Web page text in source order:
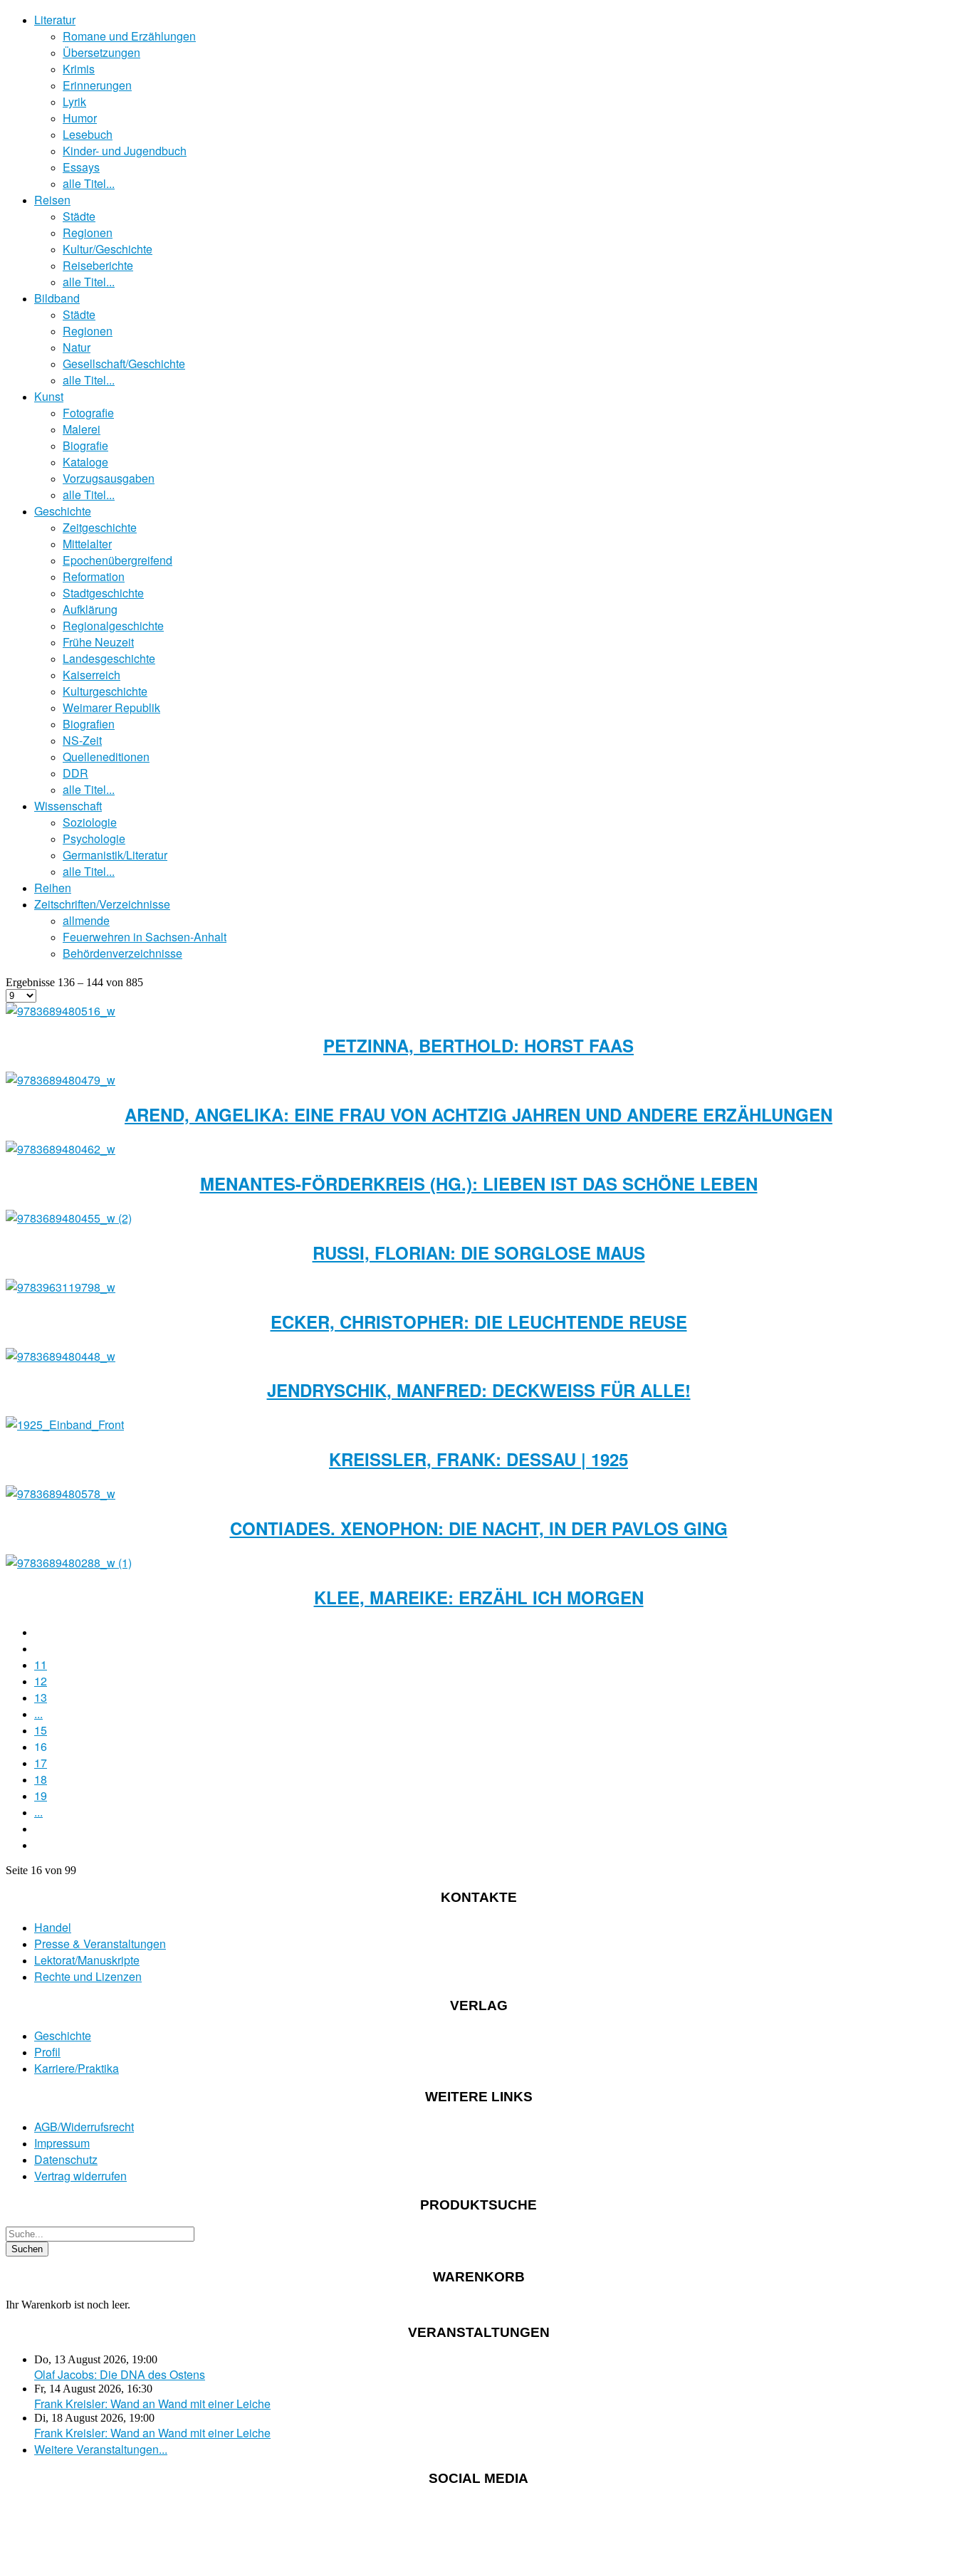
Literatur
Romane und Erzählungen
Übersetzungen
Krimis
Erinnerungen
Lyrik
Humor
Lesebuch
Kinder- und Jugendbuch
Essays
alle Titel...
Reisen
Städte
Regionen
Kultur/Geschichte
Reiseberichte
alle Titel...
Bildband
Städte
Regionen
Natur
Gesellschaft/Geschichte
alle Titel...
Kunst
Fotografie
Malerei
Biografie
Kataloge
Vorzugsausgaben
alle Titel...
Geschichte
Zeitgeschichte
Mittelalter
Epochenübergreifend
Reformation
Stadtgeschichte
Aufklärung
Regionalgeschichte
Frühe Neuzeit
Landesgeschichte
Kaiserreich
Kulturgeschichte
Weimarer Republik
Biografien
NS-Zeit
Quelleneditionen
DDR
alle Titel...
Wissenschaft
Soziologie
Psychologie
Germanistik/Literatur
alle Titel...
Reihen
Zeitschriften/Verzeichnisse
allmende
Feuerwehren in Sachsen-Anhalt
Behördenverzeichnisse
Ergebnisse 136 – 144 von 885
PETZINNA, BERTHOLD: HORST FAAS
AREND, ANGELIKA: EINE FRAU VON ACHTZIG JAHREN UND ANDERE ERZÄHLUNGEN
MENANTES-FÖRDERKREIS (HG.): LIEBEN IST DAS SCHÖNE LEBEN
RUSSI, FLORIAN: DIE SORGLOSE MAUS
ECKER, CHRISTOPHER: DIE LEUCHTENDE REUSE
JENDRYSCHIK, MANFRED: DECKWEISS FÜR ALLE!
KREISSLER, FRANK: DESSAU | 1925
CONTIADES. XENOPHON: DIE NACHT, IN DER PAVLOS GING
KLEE, MAREIKE: ERZÄHL ICH MORGEN
11
12
13
...
15
16
17
18
19
...
Seite 16 von 99
KONTAKTE
Handel
Presse & Veranstaltungen
Lektorat/Manuskripte
Rechte und Lizenzen
VERLAG
Geschichte
Profil
Karriere/Praktika
WEITERE LINKS
AGB/Widerrufsrecht
Impressum
Datenschutz
Vertrag widerrufen
PRODUKTSUCHE
WARENKORB
Ihr Warenkorb ist noch leer.
VERANSTALTUNGEN
Do, 13 August 2026, 19:00
Olaf Jacobs: Die DNA des Ostens
Fr, 14 August 2026, 16:30
Frank Kreisler: Wand an Wand mit einer Leiche
Di, 18 August 2026, 19:00
Frank Kreisler: Wand an Wand mit einer Leiche
Weitere Veranstaltungen...
SOCIAL MEDIA